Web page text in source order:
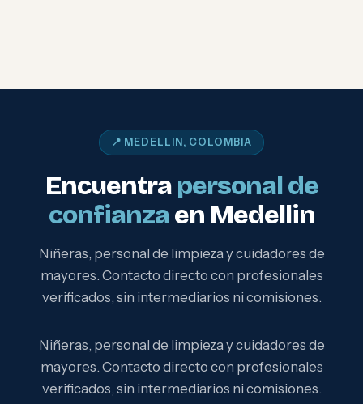
📍 MEDELLIN, COLOMBIA
Encuentra personal de
confianzaen Medellin
Niñeras, personal de limpieza y cuidadores de
mayores. Contacto directo con profesionales
verificados, sin intermediarios ni comisiones.
Niñeras, personal de limpieza y cuidadores de
mayores. Contacto directo con profesionales
verificados, sin intermediarios ni comisiones.